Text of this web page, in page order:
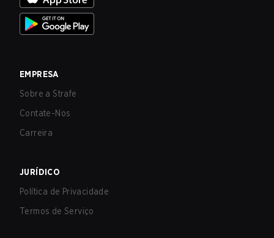
EMPRESA
Sobre a Strafe
Contate-Nos
Carreira
JURÍDICO
Política de Privacidade
Termos de Serviço